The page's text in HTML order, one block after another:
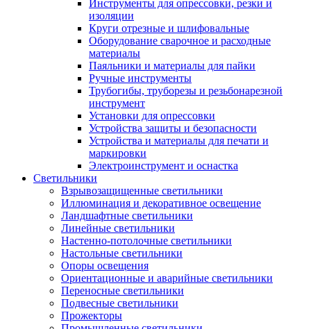
Инструменты для опрессовки, резки и
изоляции
Круги отрезные и шлифовальные
Оборудование сварочное и расходные
материалы
Паяльники и материалы для пайки
Ручные инструменты
Трубогибы, труборезы и резьбонарезной
инструмент
Установки для опрессовки
Устройства защиты и безопасности
Устройства и материалы для печати и
маркировки
Электроинструмент и оснастка
Светильники
Взрывозащищенные светильники
Иллюминация и декоративное освещение
Ландшафтные светильники
Линейные светильники
Настенно-потолочные светильники
Настольные светильники
Опоры освещения
Ориентационные и аварийные светильники
Переносные светильники
Подвесные светильники
Прожекторы